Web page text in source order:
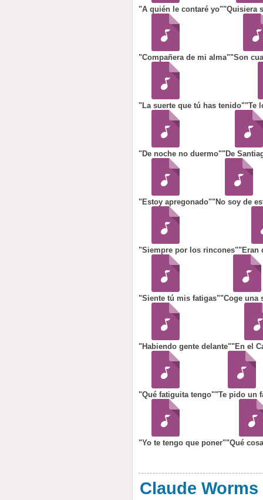
"A quién le contaré yo""Quisiera
"Compañera de mi alma""Son
"La suerte que tú has tenido""Te
"De noche no duermo""De
"Estoy apregonado""No soy de
"Siempre por los rincones""Eran
"Siente tú mis fatigas""Coge una
"Habiendo gente delante""En el
"Qué fatiguita tengo""Te pido un
"Yo te tengo que poner""Qué
Claude Worms